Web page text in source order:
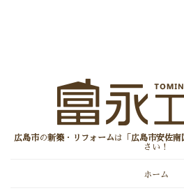
広島市の新築・ リフォームは「 広島市安佐南
さい！
ホーム